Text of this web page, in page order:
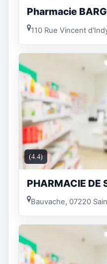
Pharmacie
110 Rue Vincent
(4.4)
PHARMACIE DE
Bauvache, 07220